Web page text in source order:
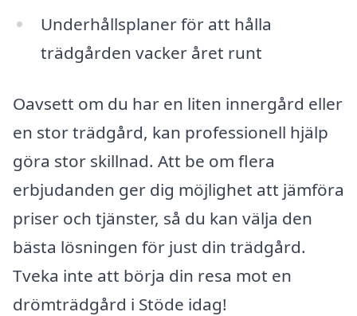
Underhållsplaner för att hålla
trädgården vacker året runt
Oavsett om du har en liten innergård eller
en stor trädgård, kan professionell hjälp
göra stor skillnad. Att be om flera
erbjudanden ger dig möjlighet att jämföra
priser och tjänster, så du kan välja den
bästa lösningen för just din trädgård.
Tveka inte att börja din resa mot en
drömträdgård i Stöde idag!